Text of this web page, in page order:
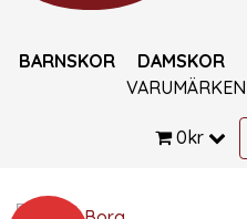
BARNSKOR DAMSKOR
VARUMÄRKEN
0kr